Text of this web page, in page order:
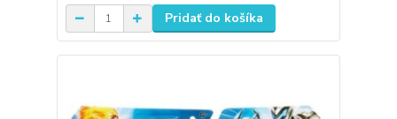
Pridať do košíka